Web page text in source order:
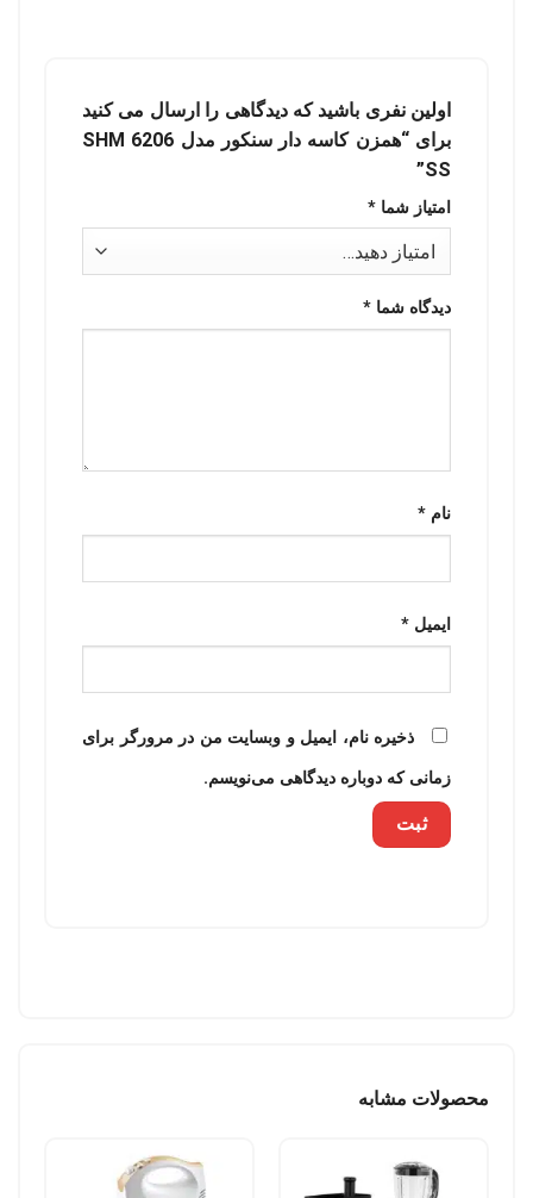
اولین نفری باشید که دیدگاهی را ارسال می کنید
برای “همزن کاسه دار سنکور مدل SHM 6206
SS”
امتیاز شما *
دیدگاه شما *
نام *
ایمیل *
ذخیره نام، ایمیل و وبسایت من در مرورگر برای
زمانی که دوباره دیدگاهی می‌نویسم.
محصولات مشابه